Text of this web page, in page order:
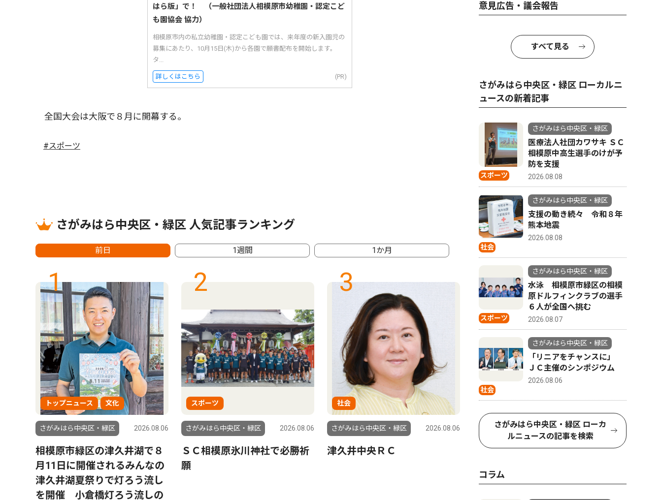
はら版」で！ （一般社団法人相模原市幼稚園・認定こど
も園協会 協力）
相模原市内の私立幼稚園・認定こども園では、来年度の新入園児の
募集にあたり、10月15日(木)から各園で願書配布を開始します。
タ...
詳しくはこちら (PR)
全国大会は大阪で８月に開幕する。
#スポーツ
さがみはら中央区・緑区 人気記事ランキング
前日 1週間 1か月
1
トップニュース 文化
さがみはら中央区・緑区 2026.08.06
相模原市緑区の津久井湖で８
月11日に開催されるみんなの
津久井湖夏祭りで灯ろう流し
を開催 小倉橋灯ろう流しの
2
スポーツ
さがみはら中央区・緑区 2026.08.06
ＳＣ相模原氷川神社で必勝祈
願
3
社会
さがみはら中央区・緑区 2026.08.06
津久井中央ＲＣ
4
スポーツ
さがみはら中央区・緑区 2026.08.07
水泳 相模原市緑区の相模原
が全国へ挑む
さがみはら
今月はこ
意見広告・議会報告
すべて見る
さがみはら中央区・緑区 ローカルニ
ュースの新着記事
スポーツ
さがみはら中央区・緑区
医療法人社団カワサキ ＳＣ
相模原中高生選手のけが予
防を支援
2026.08.08
社会
さがみはら中央区・緑区
支援の動き続々 令和８年
熊本地震
2026.08.08
スポーツ
さがみはら中央区・緑区
水泳 相模原市緑区の相模
原ドルフィンクラブの選手
６人が全国へ挑む
2026.08.07
社会
さがみはら中央区・緑区
「リニアをチャンスに」
ＪＣ主催のシンポジウム
2026.08.06
さがみはら中央区・緑区 ローカ
ルニュースの記事を検索
コラム